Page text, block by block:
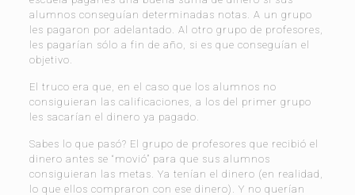
alumnos conseguían determinadas notas. A un grupo
les pagaron por adelantado. Al otro grupo de profesores,
les pagarían sólo a fin de año, si es que conseguían el
objetivo.
El truco era que, en el caso que los alumnos no
consiguieran las calificaciones, a los del primer grupo
les sacarían el dinero ya pagado.
Sabes lo que pasó? El grupo de profesores que recibió el
dinero antes se “movió” para que sus alumnos
consiguieran las metas. Ya tenían el dinero (en realidad,
lo que ellos compraron con ese dinero). Y no querían